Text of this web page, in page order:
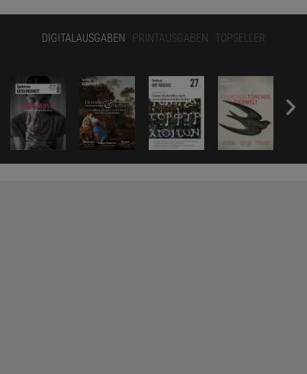
Rätselsammlungen übernommen, aber das folgende Problem
DIGITALAUSGABEN PRINTAUSGABEN TOPSELLER